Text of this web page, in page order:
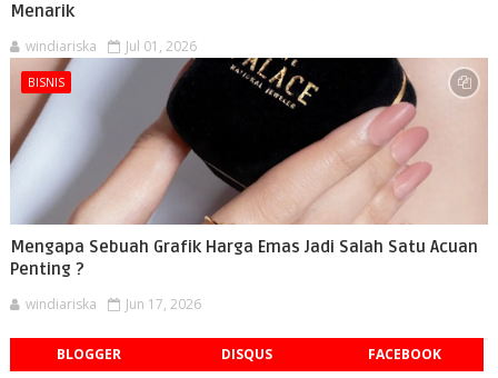
Menarik
windiariska Jul 01, 2026
BISNIS
Mengapa Sebuah Grafik Harga Emas Jadi Salah Satu Acuan
Penting ?
windiariska Jun 17, 2026
BLOGGER DISQUS FACEBOOK